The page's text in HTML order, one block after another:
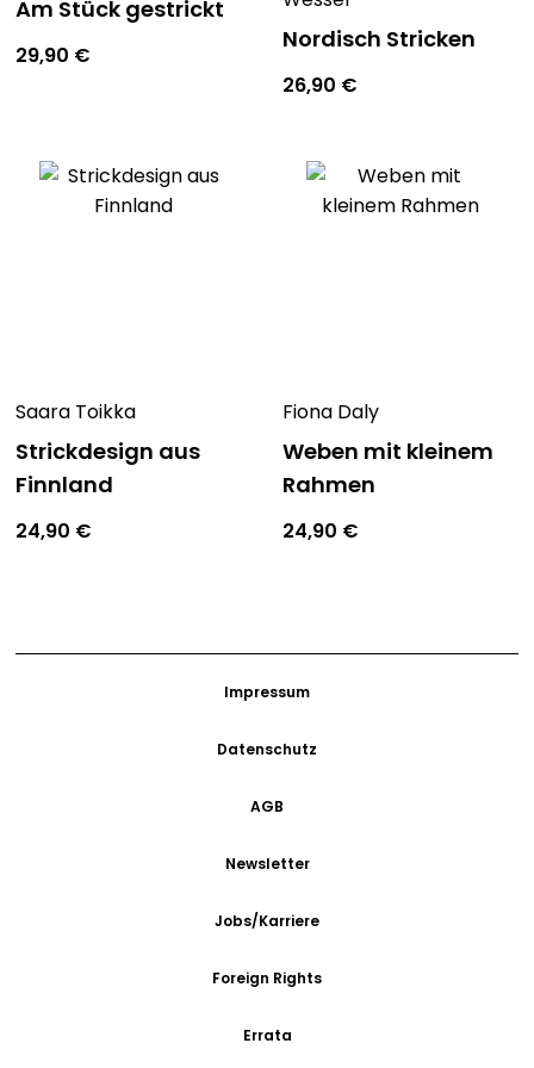
Am Stück gestrickt
29,90 €
Nordisch Stricken
26,90 €
Saara Toikka
Strickdesign aus
Finnland
24,90 €
Fiona Daly
Weben mit kleinem
Rahmen
24,90 €
Impressum
Datenschutz
AGB
Newsletter
Jobs/Karriere
Foreign Rights
Errata